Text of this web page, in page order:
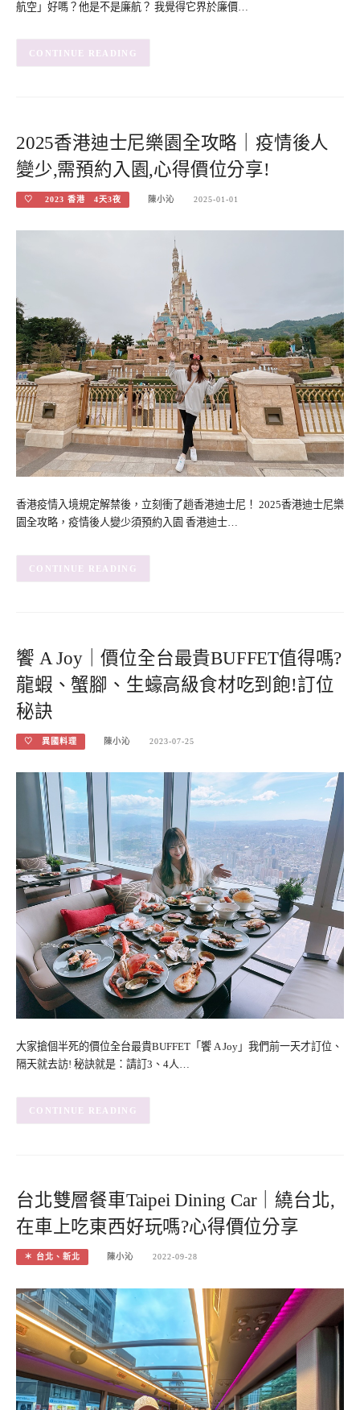
航空」好嗎？他是不是廉航？ 我覺得它界於廉價…
CONTINUE READING
2025香港迪士尼樂園全攻略｜疫情後人
變少,需預約入園,心得價位分享!
♡ 2023 香港 4天3夜 陳小沁 2025-01-01
香港疫情入境規定解禁後，立刻衝了趟香港迪士尼！ 2025香港迪士尼樂
園全攻略，疫情後人變少須預約入園 香港迪士…
CONTINUE READING
饗 A Joy｜價位全台最貴BUFFET值得嗎?
龍蝦、蟹腳、生蠔高級食材吃到飽!訂位
秘訣
♡ 異國料理 陳小沁 2023-07-25
大家搶個半死的價位全台最貴BUFFET「饗 A Joy」我們前一天才訂位、
隔天就去訪! 秘訣就是：請訂3、4人…
CONTINUE READING
台北雙層餐車Taipei Dining Car｜繞台北,
在車上吃東西好玩嗎?心得價位分享
＊ 台北、新北 陳小沁 2022-09-28